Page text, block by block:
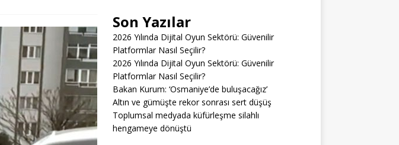
Son Yazılar
2026 Yılında Dijital Oyun Sektörü: Güvenilir
Platformlar Nasıl Seçilir?
2026 Yılında Dijital Oyun Sektörü: Güvenilir
Platformlar Nasıl Seçilir?
Bakan Kurum: ‘Osmaniye’de buluşacağız’
Altın ve gümüşte rekor sonrası sert düşüş
Toplumsal medyada küfürleşme silahlı
hengameye dönüştü